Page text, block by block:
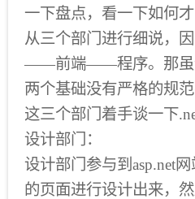
一下盘点，看一下如何
从三个部门进行细说，
——前端——程序。那虽
两个基础没有严格的规
这三个部门着手谈一下
设计部门：
设计部门参与到asp.net
的页面进行设计出来，